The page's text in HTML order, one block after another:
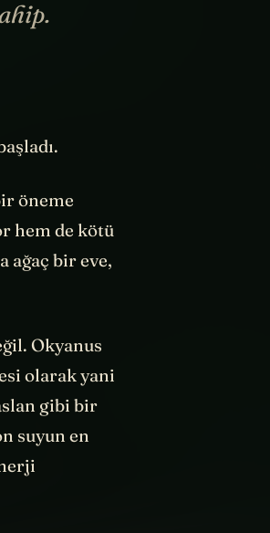
öneme
hem de kötü
ağaç bir eve,
Okyanus
olarak yani
gibi bir
suyun en